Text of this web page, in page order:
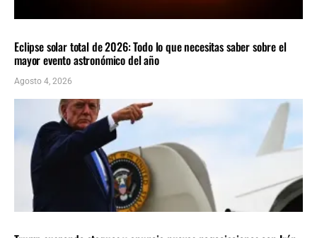
Eclipse solar total de 2026: Todo lo que necesitas saber sobre el
mayor evento astronómico del año
Agosto 4, 2026